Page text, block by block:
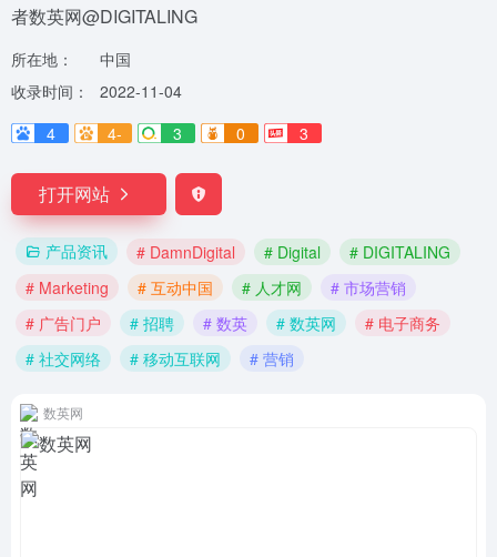
者数英网@DIGITALING
所在地：
中国
收录时间：
2022-11-04
4
4- 3 0 3
打开网站
产品资讯 # DamnDigital # Digital
# DIGITALING
# Marketing
# 互动中国 # 人才网
# 市场营销
# 广告门户
# 招聘 # 数英 # 数英网
# 电子商务
# 社交网络
# 移动互联网 # 营销
数英网